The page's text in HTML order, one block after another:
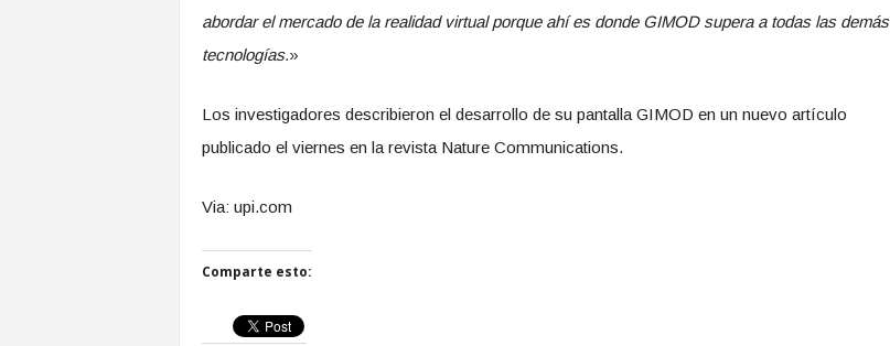
abordar el mercado de la realidad virtual porque ahí es donde GIMOD supera a todas las demás
tecnologías.»
Los investigadores describieron el desarrollo de su pantalla GIMOD en un nuevo artículo
publicado el viernes en la revista Nature Communications.
Via: upi.com
Comparte esto: